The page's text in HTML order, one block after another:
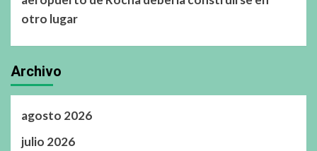
otro lugar
Archivo
agosto 2026
julio 2026